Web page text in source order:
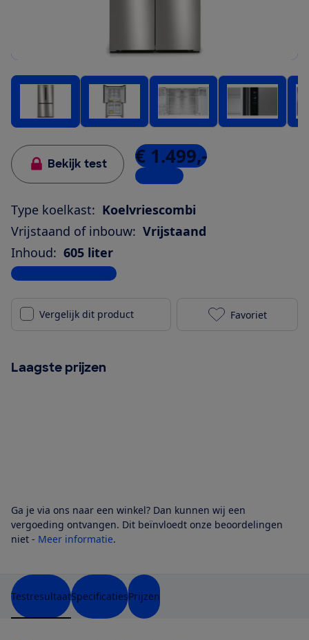
Bekijk test € 1.499,-
3 winkels
Type koelkast: Koelvriescombi
Vrijstaand of inbouw: Vrijstaand
Inhoud: 605 liter
Bekijk alle specificaties
Vergelijk dit product Bosch
Favoriet
Laagste prijzen
Ga je via ons naar een winkel? Dan kunnen wij een
vergoeding ontvangen. Dit beïnvloedt onze beoordelingen
niet - Meer informatie.
TestresultaatSpecificatiesPrijzen